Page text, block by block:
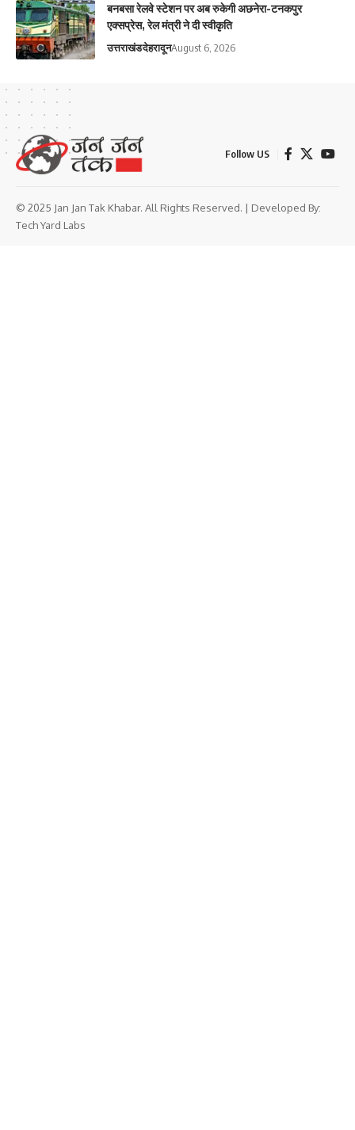
बनबसा रेलवे स्टेशन पर अब रुकेगी अछनेरा-टनकपुर
एक्सप्रेस, रेल मंत्री ने दी स्वीकृति
उत्तराखंडदेहरादूनAugust 6, 2026
Follow US
© 2025 Jan Jan Tak Khabar. All Rights Reserved. | Developed By:
Tech Yard Labs